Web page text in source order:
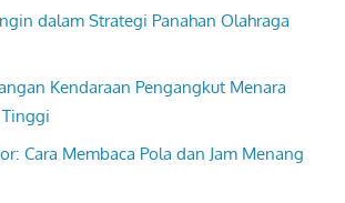
dalam Strategi Panahan Olahraga
Kendaraan Pengangkut Menara
Cara Membaca Pola dan Jam Menang